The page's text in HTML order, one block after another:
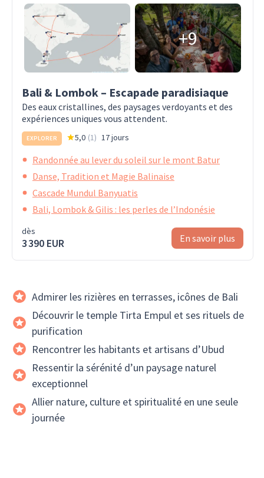
+9
Bali & Lombok – Escapade paradisiaque
Des eaux cristallines, des paysages verdoyants et des
expériences uniques vous attendent.
EXPLORER 5,0 (1) 17 jours
Randonnée au lever du soleil sur le mont Batur
Danse, Tradition et Magie Balinaise
Cascade Mundul Banyuatis
Bali, Lombok & Gilis : les perles de l’Indonésie
dès
3 390 EUR En savoir plus
Admirer les rizières en terrasses, icônes de Bali
Découvrir le temple Tirta Empul et ses rituels de
purification
Rencontrer les habitants et artisans d’Ubud
Ressentir la sérénité d’un paysage naturel
exceptionnel
Allier nature, culture et spiritualité en une seule
journée